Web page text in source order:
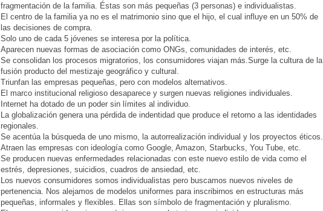
fragmentación de la familia. Éstas son más pequeñas (3 personas) e individualistas.
El centro de la familia ya no es el matrimonio sino que el hijo, el cual influye en un 50% de
las decisiones de compra.
Solo uno de cada 5 jóvenes se interesa por la política.
Aparecen nuevas formas de asociación como ONGs, comunidades de interés, etc.
Se consolidan los procesos migratorios, los consumidores viajan más.Surge la cultura de la
fusión producto del mestizaje geográfico y cultural.
Triunfan las empresas pequeñas, pero con modelos alternativos.
El marco institucional religioso desaparece y surgen nuevas religiones individuales.
Internet ha dotado de un poder sin límites al individuo.
La globalización genera una pérdida de indentidad que produce el retorno a las identidades
regionales.
Se acentúa la búsqueda de uno mismo, la autorrealización individual y los proyectos éticos.
Atraen las empresas con ideología como Google, Amazon, Starbucks, You Tube, etc.
Se producen nuevas enfermedades relacionadas con este nuevo estilo de vida como el
estrés, depresiones, suicidios, cuadros de ansiedad, etc.
Los nuevos consumidores somos individualistas pero buscamos nuevos niveles de
pertenencia. Nos alejamos de modelos uniformes para inscribirnos en estructuras más
pequeñas, informales y flexibles. Ellas son símbolo de fragmentación y pluralismo.